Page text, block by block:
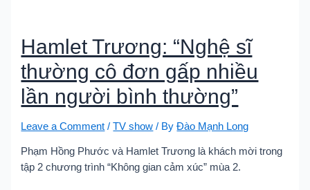
Hamlet Trương: “Nghệ sĩ
thường cô đơn gấp nhiều
lần người bình thường”
Leave a Comment /TV show / ByĐào Mạnh Long
Phạm Hồng Phước và Hamlet Trương là khách mời trong
tập 2 chương trình “Không gian cảm xúc” mùa 2.